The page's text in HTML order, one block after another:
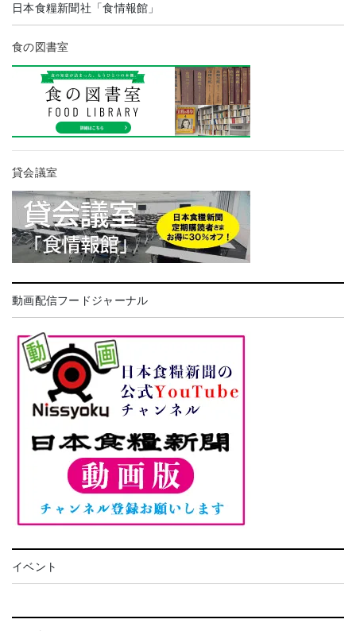
日本食糧新聞社「食情報館」
食の図書室
貸会議室
動画配信フードジャーナル
イベント